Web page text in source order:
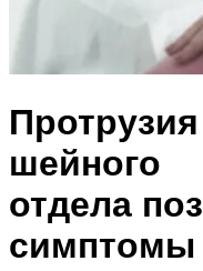
шейного
отдела
симптомы